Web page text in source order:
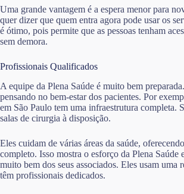
Uma grande vantagem é a espera menor para
quer dizer que quem entra agora pode usar os
é ótimo, pois permite que as pessoas tenham
sem demora.
Profissionais Qualificados
A equipe da Plena Saúde é muito bem
pensando no bem-estar dos pacientes. Por
em São Paulo tem uma infraestrutura completa.
salas de cirurgia à disposição.
Eles cuidam de várias áreas da saúde,
completo. Isso mostra o esforço da Plena Saúde
muito bem dos seus associados. Eles usam uma
têm profissionais dedicados.